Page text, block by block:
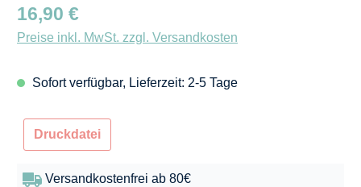
Regulärer Preis:
16,90 €
Preise inkl. MwSt. zzgl. Versandkosten
Sofort verfügbar, Lieferzeit: 2-5 Tage
Druckdatei
Versandkostenfrei ab 80€